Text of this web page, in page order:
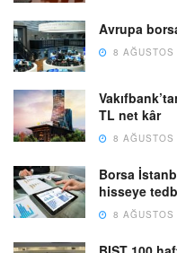
Avrupa
8 AĞUSTOS
TL net kâr
8 AĞUSTOS
Borsa
hisseye
8 AĞUSTOS